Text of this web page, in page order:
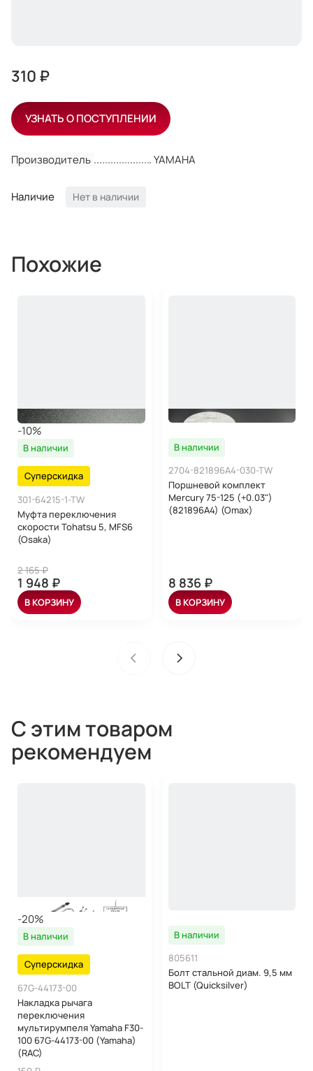
Производитель YAMAHA
Наличие Нет в наличии
310 ₽
УЗНАТЬ О ПОСТУПЛЕНИИ
Похожие
-10%
В наличии
Суперскидка
301-64215-1-TW
Муфта переключения
скорости Tohatsu 5, MFS6
(Osaka)
2 165 ₽
1 948 ₽
В КОРЗИНУ
В наличии
2704-821896A4-030-TW
Поршневой комплект
Mercury 75-125 (+0.03")
(821896A4) (Omax)
8 836 ₽
В КОРЗИНУ
С этим товаром
рекомендуем
-20%
В наличии
Суперскидка
67G-44173-00
Накладка рычага
переключения
мультирумпеля Yamaha F30-
100 67G-44173-00 (Yamaha)
(RAC)
В наличии
805611
Болт стальной диам. 9,5 мм
BOLT (Quicksilver)